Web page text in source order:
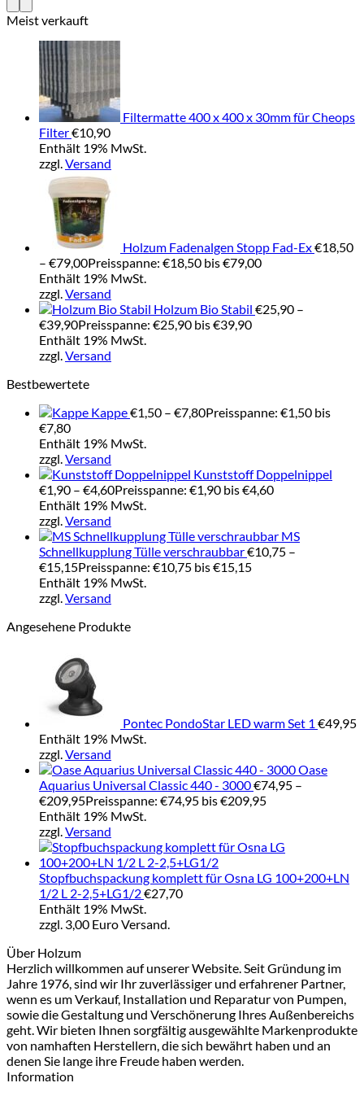
Meist verkauft
Filtermatte 400 x 400 x 30mm für Cheops
Filter€10,90
Enthält 19% MwSt.
zzgl.Versand
Holzum Fadenalgen Stopp Fad-Ex€18,50
– €79,00Preisspanne: €18,50 bis €79,00
Enthält 19% MwSt.
zzgl.Versand
Holzum Bio Stabil €25,90 –
€39,90Preisspanne: €25,90 bis €39,90
Enthält 19% MwSt.
zzgl.Versand
Bestbewertete
Kappe€1,50 – €7,80Preisspanne: €1,50 bis
€7,80
Enthält 19% MwSt.
zzgl.Versand
Kunststoff Doppelnippel
€1,90 – €4,60Preisspanne: €1,90 bis €4,60
Enthält 19% MwSt.
zzgl.Versand
MS
Schnellkupplung Tülle verschraubbar€10,75 –
€15,15Preisspanne: €10,75 bis €15,15
Enthält 19% MwSt.
zzgl.Versand
Angesehene Produkte
Pontec PondoStar LED warm Set 1 €49,95
Enthält 19% MwSt.
zzgl.Versand
Oase
Aquarius Universal Classic 440 - 3000€74,95 –
€209,95Preisspanne: €74,95 bis €209,95
Enthält 19% MwSt.
zzgl.Versand
Stopfbuchspackung komplett für Osna LG 100+200+LN
1/2 L 2-2,5+LG1/2€27,70
Enthält 19% MwSt.
zzgl. 3,00 Euro Versand.
Über Holzum
Herzlich willkommen auf unserer Website. Seit Gründung im
Jahre 1976, sind wir Ihr zuverlässiger und erfahrener Partner,
wenn es um Verkauf, Installation und Reparatur von Pumpen,
sowie die Gestaltung und Verschönerung Ihres Außenbereichs
geht. Wir bieten Ihnen sorgfältig ausgewählte Markenprodukte
von namhaften Herstellern, die sich bewährt haben und an
denen Sie lange ihre Freude haben werden.
Information